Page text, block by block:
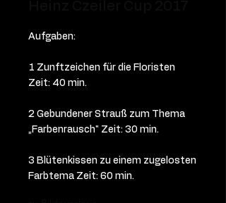
Aufgaben:
1 Zunftzeichen für die Floristen
Zeit: 40 min.
2 Gebundener Strauß zum Thema
„Farbenrausch" Zeit: 30 min.
3 Blütenkissen zu einem zugelosten
Farbtema Zeit: 60 min.